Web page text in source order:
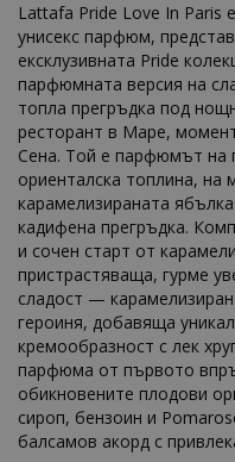
Lattafa Pride Love In Paris
унисекс парфюм,
ексклузивната Pride
парфюмната версия на
топла прегръдка под
ресторант в Маре,
Сена. Той е парфюмът на
ориенталска топлина, на
карамелизираната
кадифена прегръдка.
и сочен старт от
пристрастяваща, гурме
сладост —
героиня, добавяща
кремообразност с лек
парфюма от първото
обикновените плодови
сироп, бензоин и
балсамов акорд с